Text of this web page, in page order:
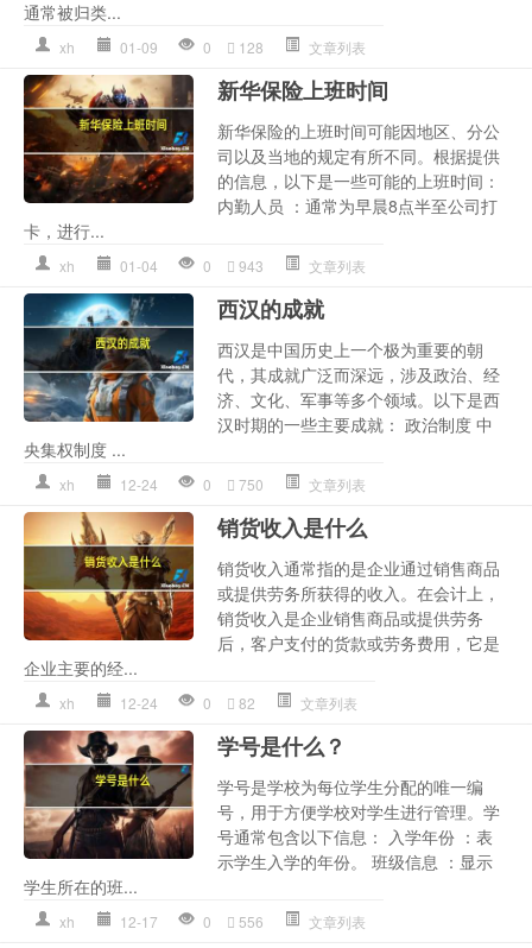
通常被归类...
xh 01-09 0 128 文章列表
新华保险上班时间
新华保险的上班时间可能因地区、分公
司以及当地的规定有所不同。根据提供
的信息，以下是一些可能的上班时间：
内勤人员 ：通常为早晨8点半至公司打
卡，进行...
xh 01-04 0 943 文章列表
西汉的成就
西汉是中国历史上一个极为重要的朝
代，其成就广泛而深远，涉及政治、经
济、文化、军事等多个领域。以下是西
汉时期的一些主要成就： 政治制度 中
央集权制度 ...
xh 12-24 0 750 文章列表
销货收入是什么
销货收入通常指的是企业通过销售商品
或提供劳务所获得的收入。在会计上，
销货收入是企业销售商品或提供劳务
后，客户支付的货款或劳务费用，它是
企业主要的经...
xh 12-24 0 82 文章列表
学号是什么？
学号是学校为每位学生分配的唯一编
号，用于方便学校对学生进行管理。学
号通常包含以下信息： 入学年份 ：表
示学生入学的年份。 班级信息 ：显示
学生所在的班...
xh 12-17 0 556 文章列表